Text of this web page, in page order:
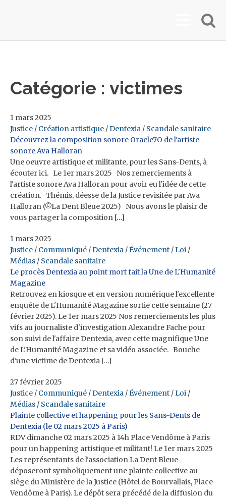
Catégorie : victimes
1 mars 2025
Justice / Création artistique /Dentexia / Scandale sanitaire
Découvrez la composition sonore Oracle7O de l'artiste
sonore Ava Halloran
Une oeuvre artistique et militante, pour les Sans-Dents, à
écouter ici. Le 1er mars 2025 Nos remerciements à
l'artiste sonore Ava Halloran pour avoir eu l'idée de cette
création. Thémis, déesse de la Justice revisitée par Ava
Halloran (©La Dent Bleue 2025) Nous avons le plaisir de
vous partager la composition […]
1 mars 2025
Justice / Communiqué /Dentexia /Événement /Loi /
Médias / Scandale sanitaire
Le procès Dentexia au point mort fait la Une de L'Humanité
Magazine
Retrouvez en kiosque et en version numérique l'excellente
enquête de L'Humanité Magazine sortie cette semaine (27
février 2025). Le 1er mars 2025 Nos remerciements les plus
vifs au journaliste d'investigation Alexandre Fache pour
son suivi de l'affaire Dentexia, avec cette magnifique Une
de L'Humanité Magazine et sa vidéo associée. Bouche
d'une victime de Dentexia […]
27 février 2025
Justice / Communiqué /Dentexia /Événement /Loi /
Médias / Scandale sanitaire
Plainte collective et happening pour les Sans-Dents de
Dentexia (le 02 mars 2025 à Paris)
RDV dimanche 02 mars 2025 à 14h Place Vendôme à Paris
pour un happening artistique et militant! Le 1er mars 2025
Les représentants de l'association La Dent Bleue
déposeront symboliquement une plainte collective au
siège du Ministère de la Justice (Hôtel de Bourvallais, Place
Vendôme à Paris). Le dépôt sera précédé de la diffusion du